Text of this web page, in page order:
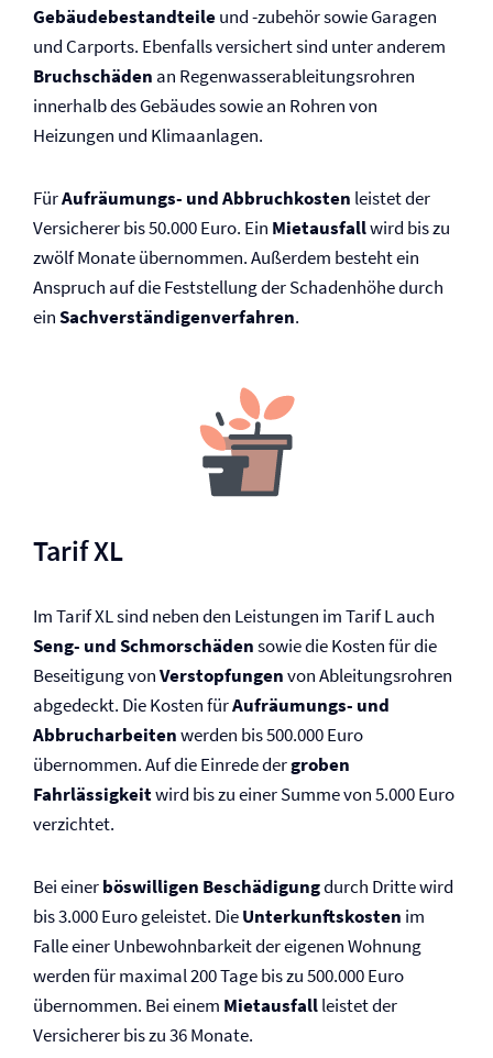
Gebäudebestandteileund -zubehör sowie Garagen
und Carports. Ebenfalls versichert sind unter anderem
Bruchschäden an Regenwasserableitungsrohren
innerhalb des Gebäudes sowie an Rohren von
Heizungen und Klimaanlagen.
FürAufräumungs- und Abbruchkosten leistet der
Versicherer bis 50.000 Euro. Ein Mietausfallwird bis zu
zwölf Monate übernommen. Außerdem besteht ein
Anspruch auf die Feststellung der Schadenhöhe durch
einSachverständigenverfahren.
Tarif XL
Im Tarif XL sind neben den Leistungen im Tarif L auch
Seng- und Schmorschädensowie die Kosten für die
Beseitigung vonVerstopfungenvon Ableitungsrohren
abgedeckt. Die Kosten fürAufräumungs- und
Abbrucharbeitenwerden bis 500.000 Euro
übernommen. Auf die Einrede dergroben
Fahrlässigkeitwird bis zu einer Summe von 5.000 Euro
verzichtet.
Bei einerböswilligen Beschädigungdurch Dritte wird
bis 3.000 Euro geleistet. DieUnterkunftskosten im
Falle einer Unbewohnbarkeit der eigenen Wohnung
werden für maximal 200 Tage bis zu 500.000 Euro
übernommen. Bei einem Mietausfallleistet der
Versicherer bis zu 36 Monate.